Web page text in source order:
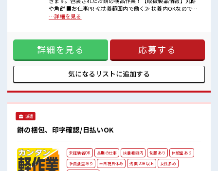
派遣のお仕事です！
休憩室でホッと一息リフレッシュ！
扶養控除内を希望の方にオススメ！
主婦主夫さんなど、
同じ境遇の方も多数活躍中！
や角餅 ■お仕事PR ≪扶養範囲内で働く≫ 扶養内OKなので、
主婦&主夫さんも気軽にご応募くださいね♪ ≪女性も活躍で
時間以上あります♪ ≪土日祝休のお仕事≫ 家族や友人と一緒
にプライベート満喫！ ≪ラクラク制服アリ≫ 制服があるの
で、 毎日の服装の悩み解消♪ ≪様々なお仕事をご提案≫ 一人
で悩まず気軽に相談できる、 派遣のお仕事です！ ■職場の雰
囲気 女性も活躍しやすい雰囲気の職場です！ 休憩室でホッと
一息リフレッシュ！ 扶養控除内を希望の方にオススメ！ 主婦
…詳細を見る
詳細を見る 応募する
気になるリストに追加する
派遣
餅の梱包、印字確認/日払いOK
未経験者OK 長期の仕事 扶養範囲内 制服あり
休憩室あり
社員食堂あり
土日祝日休み 残業 20H以上
女性多め